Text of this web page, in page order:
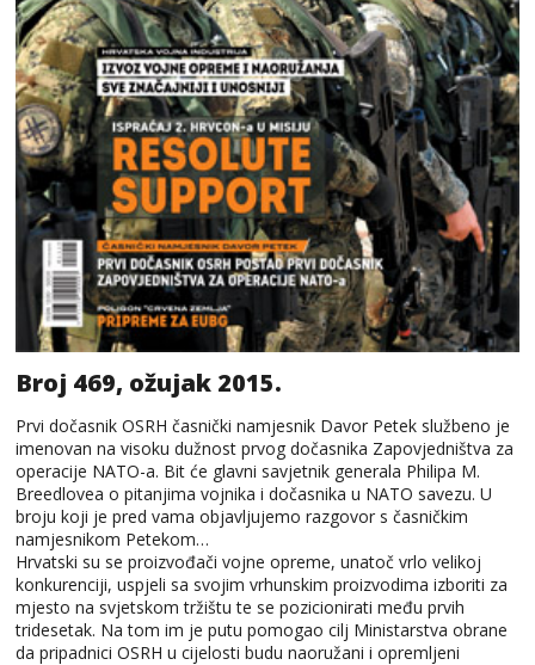
Broj 469, ožujak 2015.
Prvi dočasnik OSRH časnički namjesnik Davor Petek službeno je
imenovan na visoku dužnost prvog dočasnika Zapovjedništva za
operacije NATO-a. Bit će glavni savjetnik generala Philipa M.
Breedlovea o pitanjima vojnika i dočasnika u NATO savezu. U
broju koji je pred vama objavljujemo razgovor s časničkim
namjesnikom Petekom…
Hrvatski su se proizvođači vojne opreme, unatoč vrlo velikoj
konkurenciji, uspjeli sa svojim vrhunskim proizvodima izboriti za
mjesto na svjetskom tržištu te se pozicionirati među prvih
tridesetak. Na tom im je putu pomogao cilj Ministarstva obrane
da pripadnici OSRH u cijelosti budu naoružani i opremljeni